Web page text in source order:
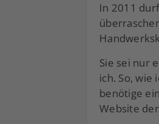
In 2011
Sie sei nur
ich. So, wie
benötige
Website